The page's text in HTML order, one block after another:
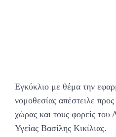
Εγκύκλιο με θέμα την
νομοθεσίας απέστειλε προς
χώρας και τους φορείς
Υγείας Βασίλης Κικίλιας.